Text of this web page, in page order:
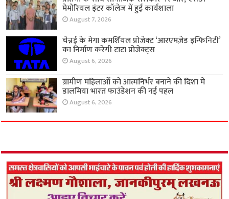
मेमोरियल इंटर कॉलेज में हुई कार्यशाला
August 7, 2026
चेन्नई के मेगा कमर्शियल प्रोजेक्ट ‘आरएमज़ेड इन्फिनिटी’
का निर्माण करेगी टाटा प्रोजेक्ट्स
August 6, 2026
ग्रामीण महिलाओं को आत्मनिर्भर बनाने की दिशा में
डालमिया भारत फाउंडेशन की नई पहल
August 6, 2026